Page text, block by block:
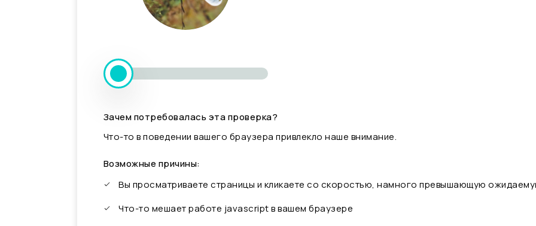
Зачем потребовалась эта проверка?
Что-то в поведении вашего браузера привлекло наше внимание.
Возможные причины:
Вы просматриваете страницы и кликаете со скоростью, намного превышающую
Что-то мешает работе javascript в вашем браузере